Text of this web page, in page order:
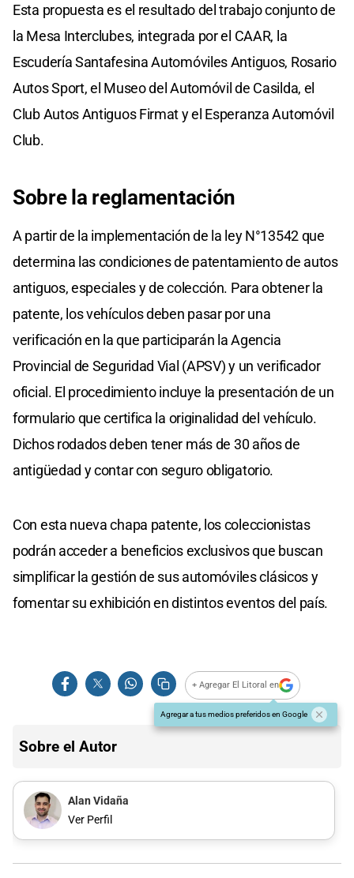
Esta propuesta es el resultado del trabajo conjunto de
la Mesa Interclubes, integrada por el CAAR, la
Escudería Santafesina Automóviles Antiguos, Rosario
Autos Sport, el Museo del Automóvil de Casilda, el
Club Autos Antiguos Firmat y el Esperanza Automóvil
Club.
Sobre la reglamentación
A partir de la implementación de la ley N°13542 que
determina las condiciones de patentamiento de autos
antiguos, especiales y de colección. Para obtener la
patente, los vehículos deben pasar por una
verificación en la que participarán la Agencia
Provincial de Seguridad Vial (APSV) y un verificador
oficial. El procedimiento incluye la presentación de un
formulario que certifica la originalidad del vehículo.
Dichos rodados deben tener más de 30 años de
antigüedad y contar con seguro obligatorio.
Con esta nueva chapa patente, los coleccionistas
podrán acceder a beneficios exclusivos que buscan
simplificar la gestión de sus automóviles clásicos y
fomentar su exhibición en distintos eventos del país.
+ Agregar El Litoral en
Agregar a tus medios preferidos en Google
Sobre el Autor
Alan Vidaña
Ver Perfil